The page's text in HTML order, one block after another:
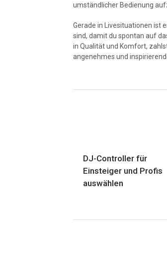
umständlicher Bedienung
Gerade in Livesituationen ist
sind, damit du spontan auf
in Qualität und Komfort,
angenehmes und
DJ-Controller für
Einsteiger und Profis
auswählen